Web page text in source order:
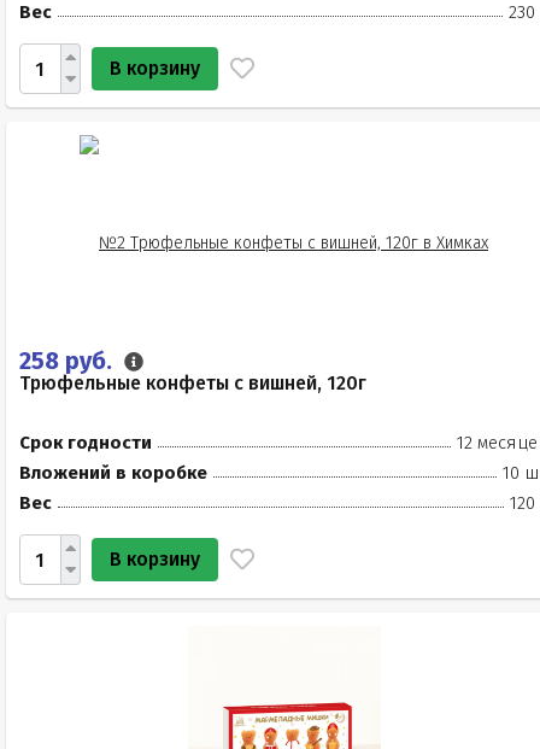
Вес
230
В корзину
258 руб.
Трюфельные конфеты с вишней, 120г
Срок годности
12
Вложений в коробке
10
Вес
120
В корзину